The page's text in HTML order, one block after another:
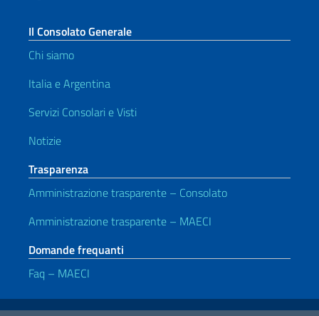
Il Consolato Generale
Chi siamo
Italia e Argentina
Servizi Consolari e Visti
Notizie
Trasparenza
Amministrazione trasparente – Consolato
Amministrazione trasparente – MAECI
Domande frequanti
Faq – MAECI
Link Utili